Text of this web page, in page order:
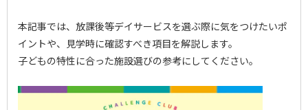
本記事では、放課後等デイサービスを選ぶ際に気をつけたいポ
イントや、見学時に確認すべき項目を解説します。
子どもの特性に合った施設選びの参考にしてください。